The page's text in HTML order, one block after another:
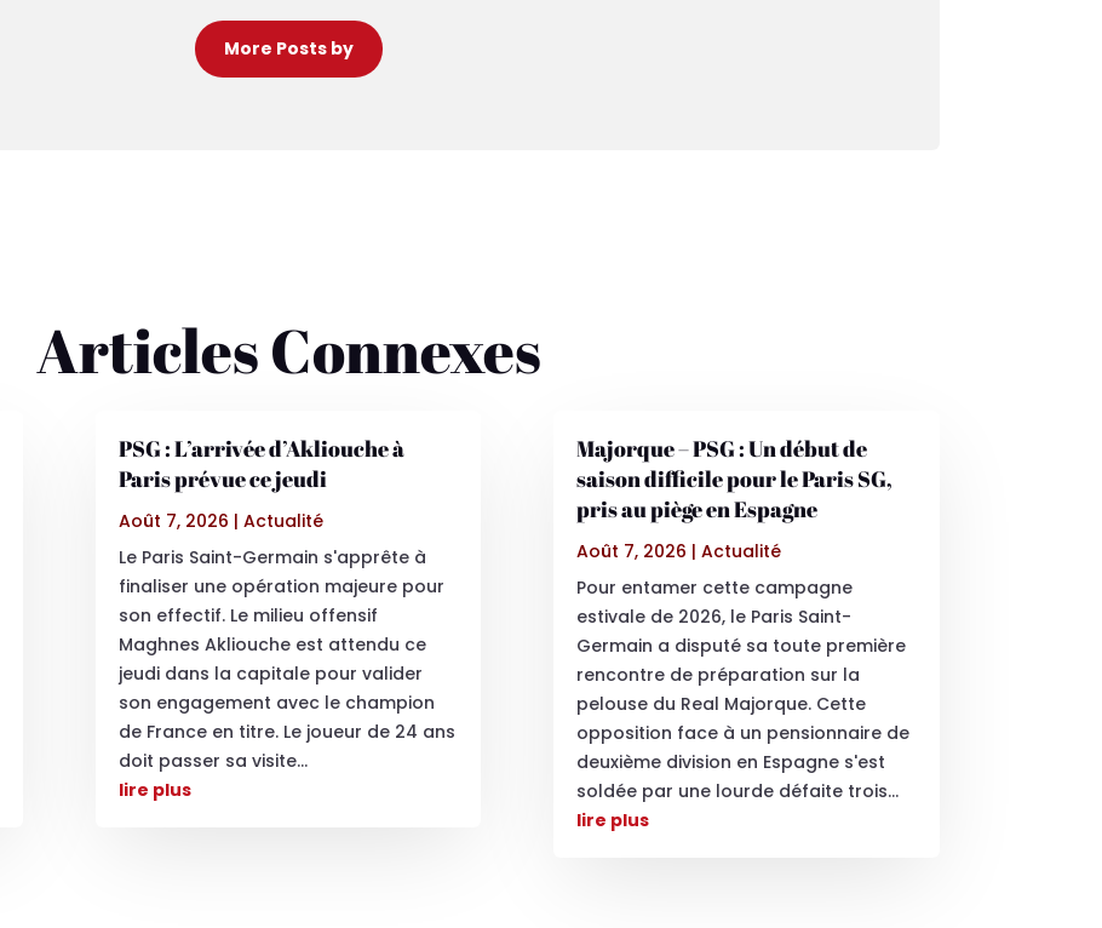
More Posts by
Articles Connexes
PSG : L’arrivée d’Akliouche à
Paris prévue ce jeudi
Août 7, 2026 | Actualité
Le Paris Saint-Germain s'apprête à
finaliser une opération majeure pour
son effectif. Le milieu offensif
Maghnes Akliouche est attendu ce
jeudi dans la capitale pour valider
son engagement avec le champion
de France en titre. Le joueur de 24 ans
doit passer sa visite...
lire plus
Majorque – PSG : Un début de
saison difficile pour le Paris SG,
pris au piège en Espagne
Août 7, 2026 | Actualité
Pour entamer cette campagne
estivale de 2026, le Paris Saint-
Germain a disputé sa toute première
rencontre de préparation sur la
pelouse du Real Majorque. Cette
opposition face à un pensionnaire de
deuxième division en Espagne s'est
soldée par une lourde défaite trois...
lire plus